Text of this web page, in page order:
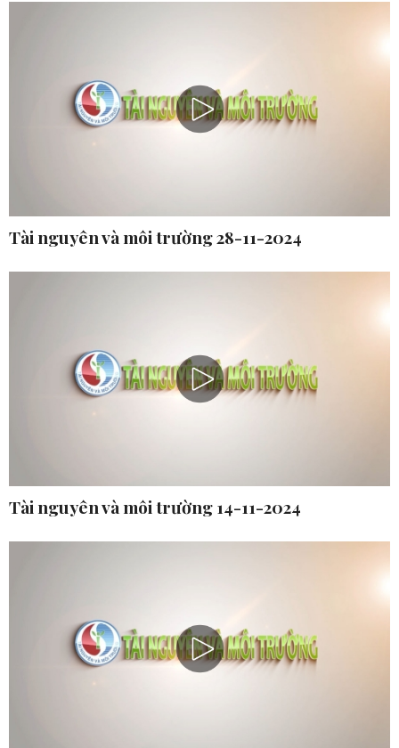
Tài nguyên và môi trường 28-11-2024
Tài nguyên và môi trường 14-11-2024